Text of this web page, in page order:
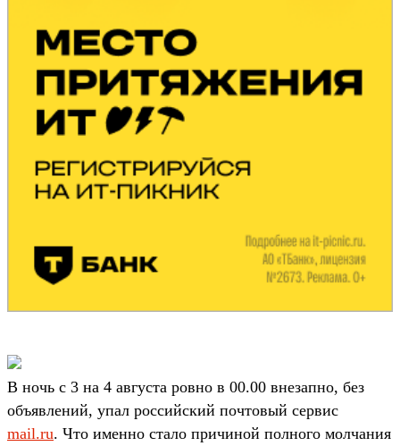
В ночь с 3 на 4 августа ровно в 00.00 внезапно, без
объявлений, упал российский почтовый сервис
mail.ru. Что именно стало причиной полного молчания